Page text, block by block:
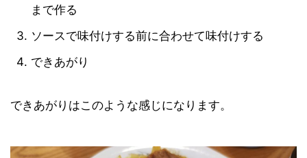
まで作る
ソースで味付けする前に合わせて味付けする
できあがり
できあがりはこのような感じになります。